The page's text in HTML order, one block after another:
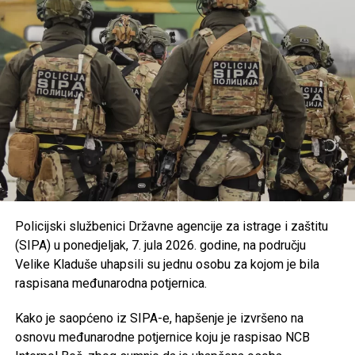
podrške razvoju turističke ponude.
Usvojena je nova odluka kojom se uređuju uslovi i
kriteriji za ostvarivanje prava na prednost pri
zapošljavanju i zadržavanju na poslu pripadnika
branilačkih kategorija.
Podržan je projekat Osnovne škole “Jezerski” iz
Bosanske Krupe, koji se realizuje u saradnji s
UNDP-om u okviru aktivnosti zelene tranzicije u
Bosni i Hercegovini.
Bihaćko muftijstvo i Ilmijju u ukupnom iznosu od
147.000 KM.
Iz Vlade USK poručuju da će i u narednom periodu
obrazovanja, podršku boračkoj populaciji, razvoj
turizma i poboljšanje kvaliteta života građana
Policijski službenici Državne agencije za istrage i zaštitu
(SIPA) u ponedjeljak, 7. jula 2026. godine, na području
Velike Kladuše uhapsili su jednu osobu za kojom je bila
raspisana međunarodna potjernica.
Kako je saopćeno iz SIPA-e, hapšenje je izvršeno na
osnovu međunarodne potjernice koju je raspisao NCB